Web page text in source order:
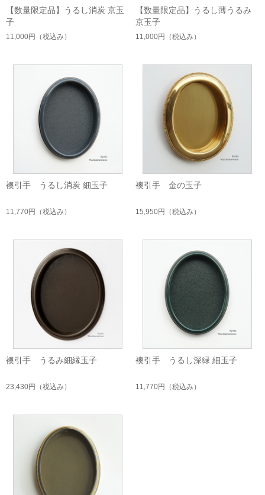
【数量限定品】うるし消炭 京玉
子
11,000円 （税込み）
【数量限定品】うるし薄うるみ
京玉子
11,000円 （税込み）
襖引手 うるし消炭 細玉子
11,770円 （税込み）
襖引手 金の玉子
15,950円 （税込み）
襖引手 うるみ細縁玉子
23,430円 （税込み）
襖引手 うるし深緑 細玉子
11,770円 （税込み）